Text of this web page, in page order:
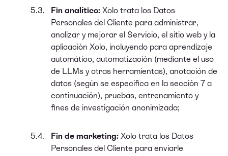
Fin analítico: Xolo trata los Datos
Personales del Cliente para administrar,
analizar y mejorar el Servicio, el sitio web y la
aplicación Xolo, incluyendo para aprendizaje
automático, automatización (mediante el uso
de LLMs y otras herramientas), anotación de
datos (según se especifica en la sección 7 a
continuación), pruebas, entrenamiento y
fines de investigación anonimizada;
Fin de marketing: Xolo trata los Datos
Personales del Cliente para enviarle